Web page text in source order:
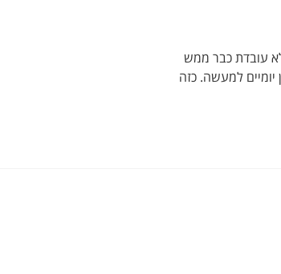
לא עובדת כבר ממש
למעשה. כזה